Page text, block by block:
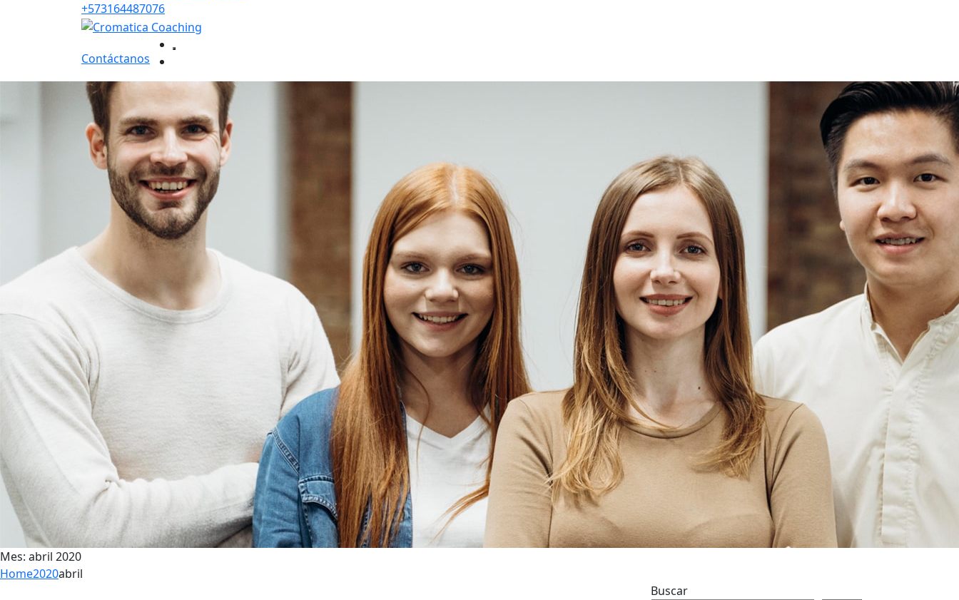
+573164487076
Contáctanos
Mes: abril 2020
Home2020abril
Buscar